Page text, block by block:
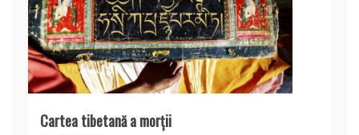
Cartea tibetană a morţii